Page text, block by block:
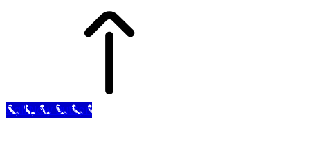
Call Now Button